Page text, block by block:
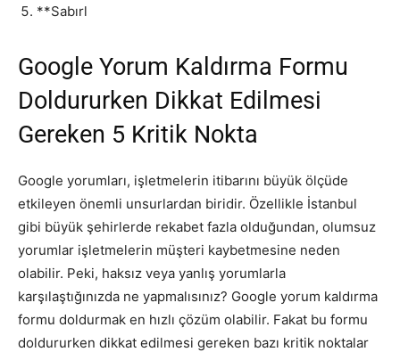
**Sabırl
Google Yorum Kaldırma Formu
Doldururken Dikkat Edilmesi
Gereken 5 Kritik Nokta
Google yorumları, işletmelerin itibarını büyük ölçüde
etkileyen önemli unsurlardan biridir. Özellikle İstanbul
gibi büyük şehirlerde rekabet fazla olduğundan, olumsuz
yorumlar işletmelerin müşteri kaybetmesine neden
olabilir. Peki, haksız veya yanlış yorumlarla
karşılaştığınızda ne yapmalısınız? Google yorum kaldırma
formu doldurmak en hızlı çözüm olabilir. Fakat bu formu
doldururken dikkat edilmesi gereken bazı kritik noktalar